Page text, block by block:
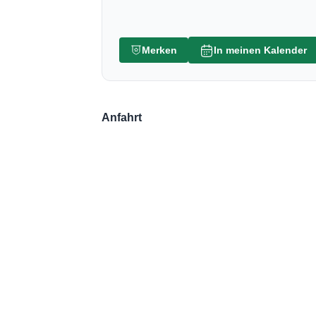
Merken In meinen Kalender
Anfahrt